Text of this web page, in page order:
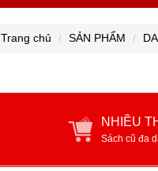
Trang chủ SẢN PHẨM
NHIỀU
Sách cũ đa